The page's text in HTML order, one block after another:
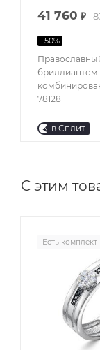
бриллиантом
78128
41 760 ₽
-50%
в Сплит
С этим
Есть комплект